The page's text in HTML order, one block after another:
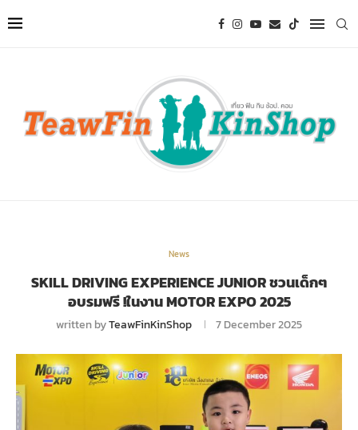
News
SKILL DRIVING EXPERIENCE JUNIOR ชวนเด็กๆ
อบรมฟรี !ในงาน MOTOR EXPO 2025
written byTeawFinKinShop 7 December 2025